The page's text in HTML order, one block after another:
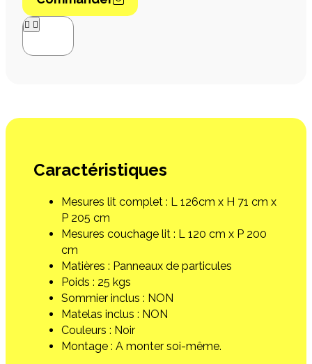
 
Caractéristiques
Mesures lit complet : L 126cm x H 71 cm x
P 205 cm
Mesures couchage lit : L 120 cm x P 200
cm
Matières : Panneaux de particules
Poids : 25 kgs
Sommier inclus : NON
Matelas inclus : NON
Couleurs : Noir
Montage : A monter soi-même.